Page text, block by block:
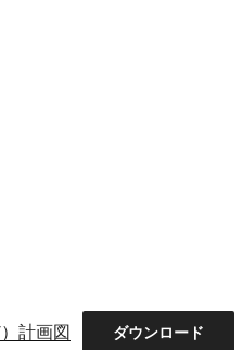
計画図 ダウンロード